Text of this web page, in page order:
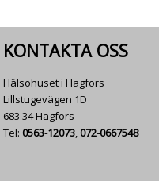
KONTAKTA OSS
Hälsohuset i Hagfors
Lillstugevägen 1D
683 34 Hagfors
Tel: 0563-12073,072-0667548